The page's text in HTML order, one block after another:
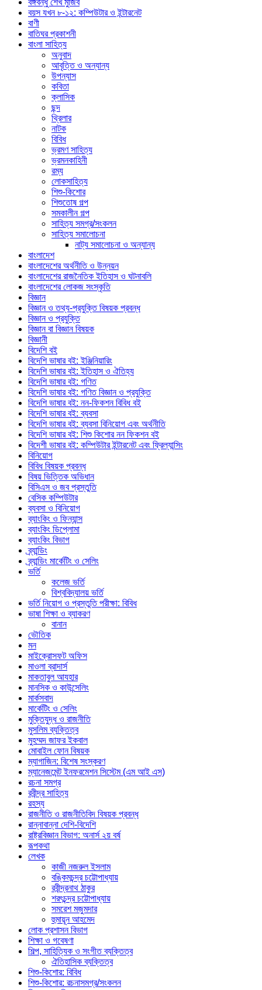
বয়স যখন ৮-১২: কম্পিউটার ও ইন্টারনেট
বাণী
বাতিঘর প্রকাশনী
বাংলা সাহিত্য
অনুবাদ
আবৃত্তি ও অন্যান্য
উপন্যাস
কবিতা
ক্লাসিক
ছন্দ
থ্রিলার
নাটক
বিবিধ
ভ্রমণ সাহিত্য
ভ্রমনকাহিনী
রম্য
লোকসাহিত্য
শিশু-কিশোর
শিশুতোষ গল্প
সমকালীন গল্প
সাহিত্য সমগ্র/সংকলন
সাহিত্য সমালোচনা
নাট্য সমালোচনা ও অন্যান্য
বাংলাদেশ
বাংলাদেশের অর্থনীতি ও উন্নয়ন
বাংলাদেশের রাজনৈতিক ইতিহাস ও ঘটনাবলি
বাংলাদেশের লোকজ সংস্কৃতি
বিজ্ঞান
বিজ্ঞান ও তথ্য-প্রযুক্তি বিষয়ক প্রবন্ধ
বিজ্ঞান ও প্রযুক্তি
বিজ্ঞান বা বিজ্ঞান বিষয়ক
বিজ্ঞানী
বিদেশি বই
বিদেশি ভাষার বই: ইঞ্জিনিয়ারিং
বিদেশি ভাষার বই: ইতিহাস ও ঐতিহ্য
বিদেশি ভাষার বই: গণিত
বিদেশি ভাষার বই: গণিত বিজ্ঞান ও প্রযুক্তি
বিদেশি ভাষার বই: নন-ফিকশন বিবিধ বই
বিদেশি ভাষার বই: ব্যবসা
বিদেশি ভাষার বই: ব্যবসা বিনিয়োগ এবং অর্থনীতি
বিদেশি ভাষার বই: শিশু কিশোর নন ফিকশন বই
বিদেশী ভাষার বই: কম্পিউটার ইন্টারনেট এবং ফ্রিল্যান্সিং
বিনিয়োগ
বিবিধ বিষয়ক প্রবন্ধ
বিষয় ভিত্তিক অভিধান
বিসিএস ও জব প্রস্তুতি
বেসিক কম্পিউটার
ব্যবসা ও বিনিয়োগ
ব্যাংকিং ও ফিন্যান্স
ব্যাংকিং ডিপ্লোমা
ব্যাংকিং বিভাগ
ব্র্যান্ডিং
ব্র্যান্ডিং মার্কেটিং ও সেলিং
ভর্তি
কলেজ ভর্তি
বিশ্ববিদ্যালয় ভর্তি
ভর্তি নিয়োগ ও প্রস্তুতি পরীক্ষা: বিবিধ
ভাষা শিক্ষা ও ব্যাকরণ
বানান
ভৌতিক
মন
মাইক্রোসফট অফিস
মাওলা ব্রাদার্স
মাকতাবুল আযহার
মানসিক ও কাউন্সেলিং
মার্কসবাদ
মার্কেটিং ও সেলিং
মুক্তিযুদ্ধ ও রাজনীতি
মুসলিম ব্যক্তিত্ব
মুহম্মদ জাফর ইকবাল
মোবাইল ফোন বিষয়ক
ম্যাগাজিন: বিশেষ সংস্করণ
ম্যানেজমেন্ট ইনফরমেশন সিস্টেম (এম আই এস)
রচনা সমগ্র
রবীন্দ্র সাহিত্য
রহস্য
রাজনীতি ও রাজনীতিবিদ বিষয়ক প্রবন্ধ
রান্নাবান্না দেশি-বিদেশি
রাষ্ট্রবিজ্ঞান বিভাগ: অনার্স ২য় বর্ষ
রূপকথা
লেখক
কাজী নজরুল ইসলাম
বঙ্কিমচন্দ্র চট্টোপাধ্যায়
রবীন্দ্রনাথ ঠাকুর
শরৎচন্দ্র চট্টোপাধ্যায়
সমরেশ মজুমদার
হুমায়ূন আহমেদ
লোক প্রশাসন বিভাগ
শিক্ষা ও গবেষণা
শিল্প, সাহিত্যিক ও সংগীত ব্যক্তিত্ব
ঐতিহাসিক ব্যক্তিত্ব
শিশু-কিশোর: বিবিধ
শিশু-কিশোর: রচনাসমগ্র/সংকলন